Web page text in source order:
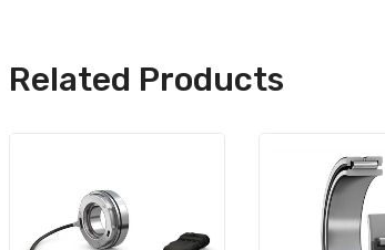
Related Products